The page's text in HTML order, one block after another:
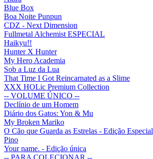
Blue Box
Boa Noite Punpun
CDZ - Next Dimension
Fullmetal Alchemist ESPECIAL
Haikyu!!
Hunter X Hunter
My Hero Academia
Sob a Luz da Lua
That Time I Got Reincarnated as a Slime
XXX HOLic Premium Collection
-- VOLUME ÚNICO --
Declínio de um Homem
Diário dos Gatos: Yon & Mu
My Broken Mariko
O Cão que Guarda as Estrelas - Edição Especial
Pino
Your name. - Edição única
-- PARA COLECIONAR --